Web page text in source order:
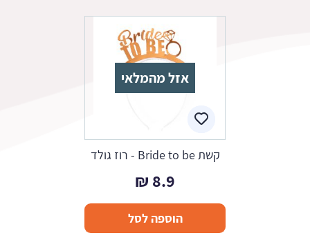
אזל מהמלאי
קשת Bride to be - רוז גולד
8.9
₪
הוספה לסל